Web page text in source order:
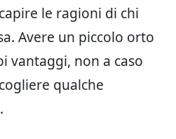
le ragioni di chi
Avere un piccolo orto
vantaggi, non a caso
qualche